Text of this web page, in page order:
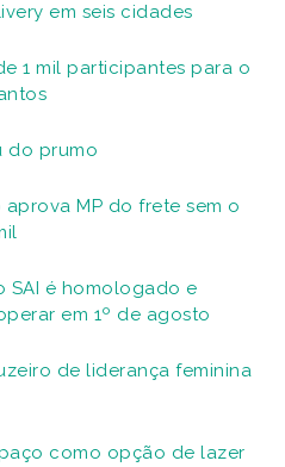
em seis cidades
1 mil participantes para o
do prumo
MP do frete sem o
SAI é homologado e
em 1º de agosto
de liderança feminina
como opção de lazer